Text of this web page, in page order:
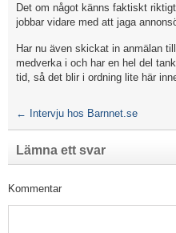
Det om något känns faktiskt
jobbar vidare med att jaga
Har nu även skickat in anmälan
medverka i och har en hel del
tid, så det blir i ordning lite här
← Intervju hos Barnnet.se
Lämna ett svar
Kommentar